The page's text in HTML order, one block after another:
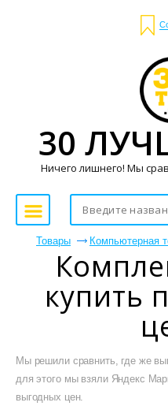
Товары Компьютерная
купить
Мы решили сравнить, где же
для этого мы взяли Яндекс
выгодных цен.
30
Ничего лишнего! Мы